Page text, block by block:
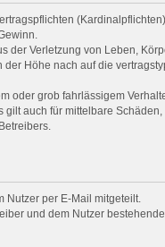
Verletzung von Leben,
Höhe nach auf die
grob fahrlässigem
auch für mittelbare
Nutzer per E-Mail mitgeteilt.
und dem Nutzer